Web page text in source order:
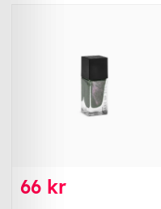
66 kr